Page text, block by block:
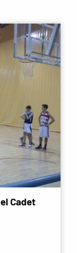
Cadet